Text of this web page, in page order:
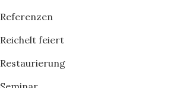
Referenzen
Reichelt feiert
Restaurierung